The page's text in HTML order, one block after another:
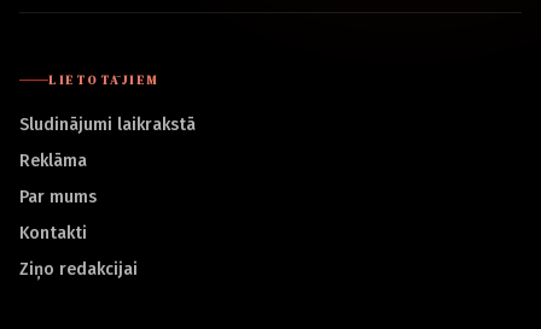
LIETOTĀJIEM
Sludinājumi laikrakstā
Reklāma
Par mums
Kontakti
Ziņo redakcijai